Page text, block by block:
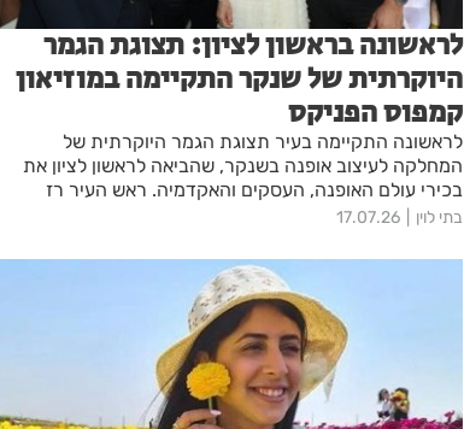
לראשונה בראשון לציון: תצוגת הגמר
היוקרתית של שנקר התקיימה במוזיאון
קמפוס הפניקס
לראשונה התקיימה בעיר תצוגת הגמר היוקרתית של
המחלקה לעיצוב אופנה בשנקר, שהביאה לראשון לציון את
בכירי עולם האופנה, העסקים והאקדמיה. ראש העיר רז
קינסטליך אמר: "זה לא מקרי שעוד ועוד אירועים מכוננים
הקולינריה, העסקים ועכשיו גם האופנה."
בתי לוין 17.07.26